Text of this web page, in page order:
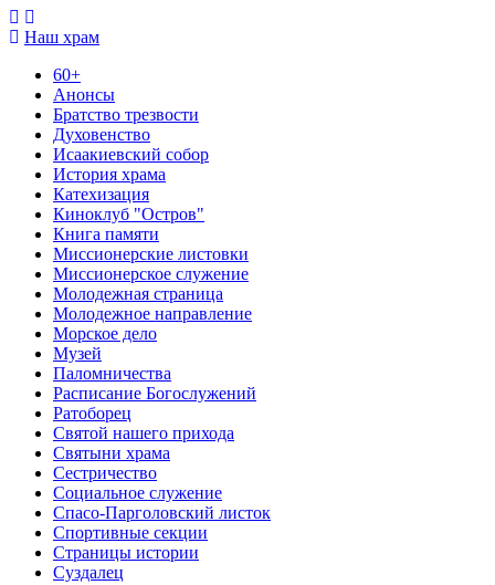
Наш храм
60+
Анонсы
Братство трезвости
Духовенство
Исаакиевский собор
История храма
Катехизация
Киноклуб "Остров"
Книга памяти
Миссионерские листовки
Миссионерское служение
Молодежная страница
Молодежное направление
Морское дело
Музей
Паломничества
Расписание Богослужений
Ратоборец
Святой нашего прихода
Святыни храма
Сестричество
Социальное служение
Спасо-Парголовский листок
Спортивные секции
Страницы истории
Суздалец